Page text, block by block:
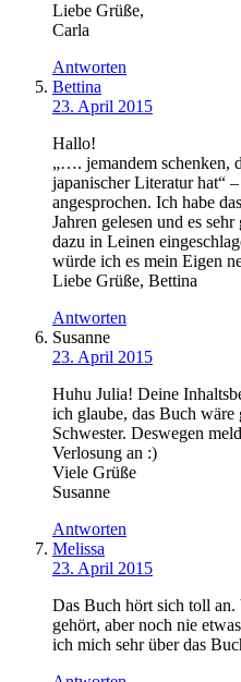
Liebe Grüße,
Carla
Antworten
Bettina
23. April 2015
Hallo!
„…. jemandem schenken,
japanischer Literatur hat“
angesprochen. Ich habe
Jahren gelesen und es
dazu in Leinen
würde ich es mein Eigen
Liebe Grüße, Bettina
Antworten
Susanne
23. April 2015
Huhu Julia! Deine
ich glaube, das Buch wäre
Schwester. Deswegen
Verlosung an :)
Viele Grüße
Susanne
Antworten
Melissa
23. April 2015
Das Buch hört sich toll
gehört, aber noch nie
ich mich sehr über das